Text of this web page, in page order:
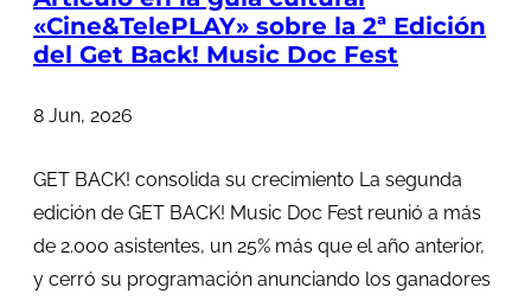
«Cine&TelePLAY» sobre la 2ª Edición
del Get Back! Music Doc Fest
8 Jun, 2026
GET BACK! consolida su crecimiento La segunda
edición de GET BACK! Music Doc Fest reunió a más
de 2.000 asistentes, un 25% más que el año anterior,
y cerró su programación anunciando los ganadores